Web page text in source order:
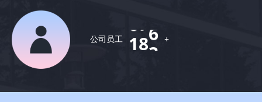
公司员工
1
2
7
8
2
9 +